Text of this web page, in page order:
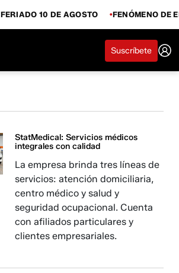
FERIADO 10 DE AGOSTO FENÓMENO DE
Suscríbete
StatMedical: Servicios médicos
integrales con calidad
La empresa brinda tres líneas de
servicios: atención domiciliaria,
centro médico y salud y
seguridad ocupacional. Cuenta
con afiliados particulares y
clientes empresariales.